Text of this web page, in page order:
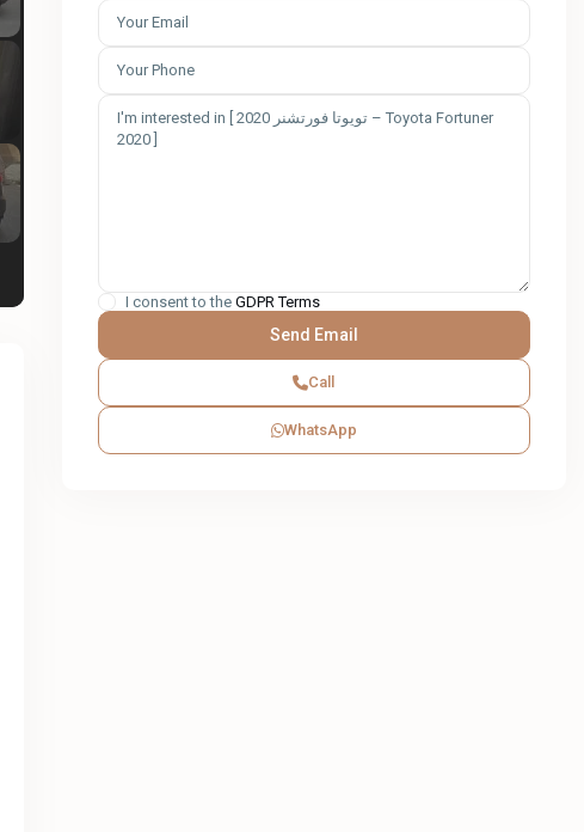
I consent to the GDPR Terms
Call
WhatsApp